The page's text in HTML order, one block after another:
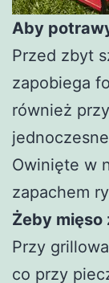
Aby
Przed zbyt
zapobiega
również
Owinięte w
zapachem
Żeby mięso
Przy
co przy